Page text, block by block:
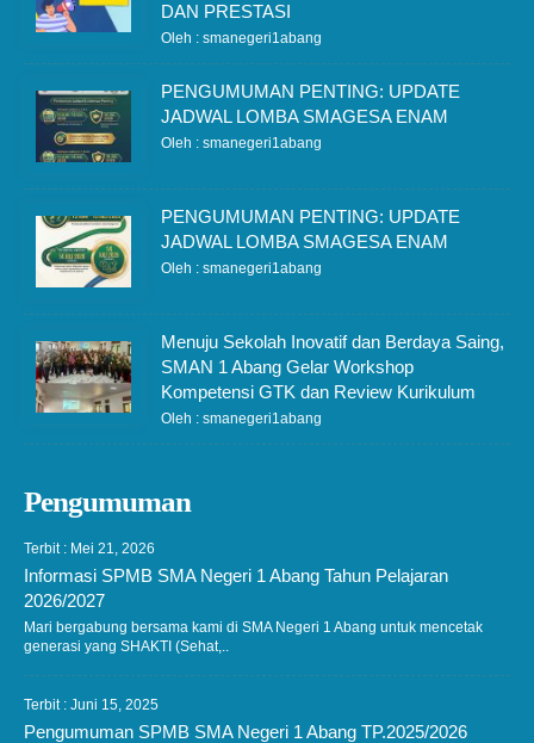
DAN PRESTASI
Oleh : smanegeri1abang
PENGUMUMAN PENTING: UPDATE
JADWAL LOMBA SMAGESA ENAM
Oleh : smanegeri1abang
PENGUMUMAN PENTING: UPDATE
JADWAL LOMBA SMAGESA ENAM
Oleh : smanegeri1abang
Menuju Sekolah Inovatif dan Berdaya Saing,
SMAN 1 Abang Gelar Workshop
Kompetensi GTK dan Review Kurikulum
Oleh : smanegeri1abang
Pengumuman
Terbit : Mei 21, 2026
Informasi SPMB SMA Negeri 1 Abang Tahun Pelajaran
2026/2027
Mari bergabung bersama kami di SMA Negeri 1 Abang untuk mencetak
generasi yang SHAKTI (Sehat,..
Terbit : Juni 15, 2025
Pengumuman SPMB SMA Negeri 1 Abang TP.2025/2026